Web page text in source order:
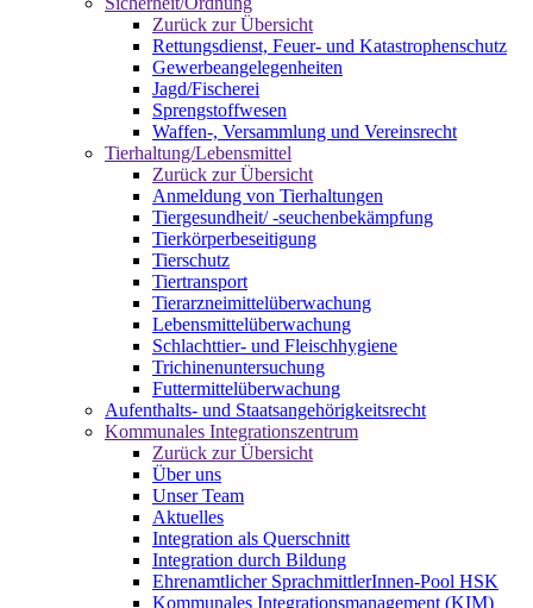
Zurück zur Übersicht
Rettungsdienst, Feuer- und Katastrophenschutz
Gewerbeangelegenheiten
Jagd/Fischerei
Sprengstoffwesen
Waffen-, Versammlung und Vereinsrecht
Tierhaltung/Lebensmittel
Zurück zur Übersicht
Anmeldung von Tierhaltungen
Tiergesundheit/ -seuchenbekämpfung
Tierkörperbeseitigung
Tierschutz
Tiertransport
Tierarzneimittelüberwachung
Lebensmittelüberwachung
Schlachttier- und Fleischhygiene
Trichinenuntersuchung
Futtermittelüberwachung
Aufenthalts- und Staatsangehörigkeitsrecht
Kommunales Integrationszentrum
Zurück zur Übersicht
Über uns
Unser Team
Aktuelles
Integration als Querschnitt
Integration durch Bildung
Ehrenamtlicher SprachmittlerInnen-Pool HSK
Kommunales Integrationsmanagement (KIM)